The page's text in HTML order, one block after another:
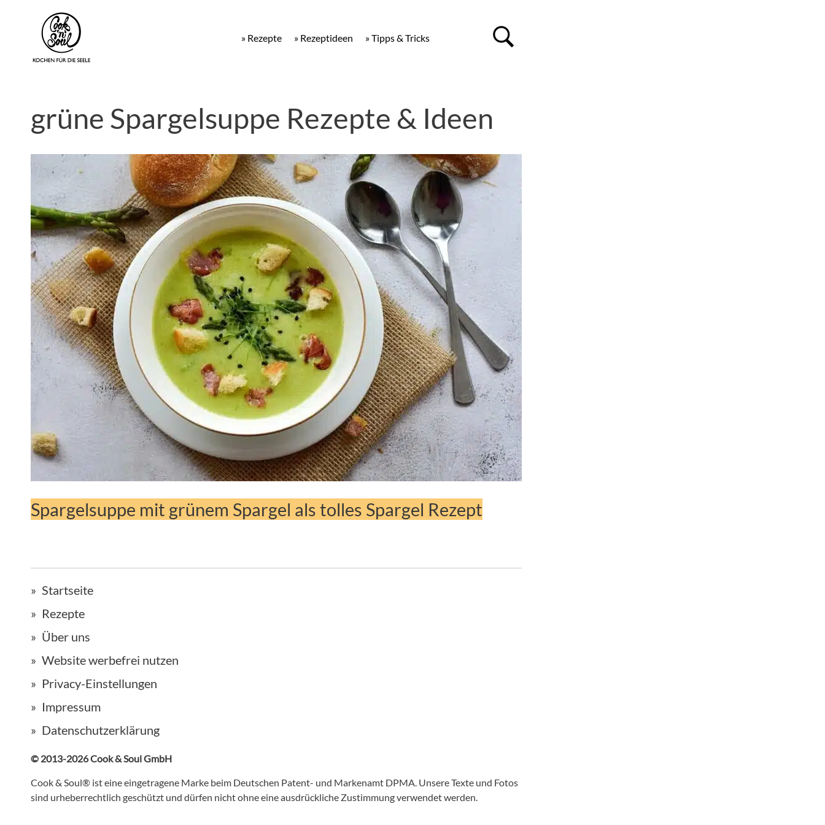
» Tipps & Tricks
» Rezeptideen
» Rezepte
grüne Spargelsuppe Rezepte & Ideen
Spargelsuppe mit grünem Spargel als tolles Spargel Rezept
Startseite
Rezepte
Über uns
Website werbefrei nutzen
Privacy-Einstellungen
Impressum
Datenschutzerklärung
© 2013-2026 Cook & Soul GmbH
Cook & Soul® ist eine eingetragene Marke beim Deutschen Patent- und Markenamt DPMA. Unsere Texte und Fotos
sind urheberrechtlich geschützt und dürfen nicht ohne eine ausdrückliche Zustimmung verwendet werden.